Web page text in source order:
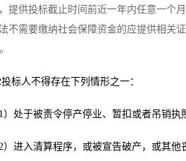
提供投标截止时间前近一年内任意一个
不需要缴纳社会保障资金的应提供相关证
投标人不得存在下列情形之一：
1）处于被责令停产停业、暂扣或者吊销执
）进入清算程序，或被宣告破产，或其他